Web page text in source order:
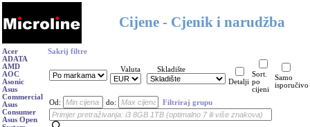
Cijene - Cjenik i narudžba
Acer
ADATA
AMD
AOC
Asonic
Asus
Commercial
Asus
Consumer
Asus Open
Sakrij filtre
Valuta
Skladište
Detalji
Sort.
po
cijeni
Samo
isporučivo
Od: do: Filtriraj grupu